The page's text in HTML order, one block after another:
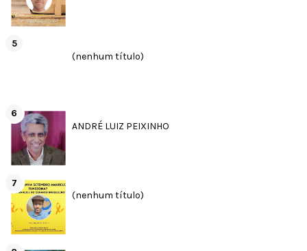
(nenhum título)
ANDRÉ LUIZ PEIXINHO
(nenhum título)